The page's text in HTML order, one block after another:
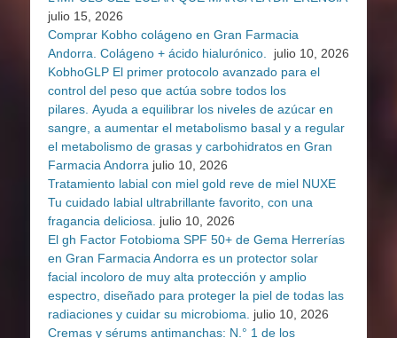
julio 15, 2026
Comprar Kobho colágeno en Gran Farmacia
Andorra. Colágeno + ácido hialurónico.
julio 10, 2026
KobhoGLP El primer protocolo avanzado para el
control del peso que actúa sobre todos los
pilares. Ayuda a equilibrar los niveles de azúcar en
sangre, a aumentar el metabolismo basal y a regular
el metabolismo de grasas y carbohidratos en Gran
Farmacia Andorra julio 10, 2026
Tratamiento labial con miel gold reve de miel NUXE
Tu cuidado labial ultrabrillante favorito, con una
fragancia deliciosa.
julio 10, 2026
El gh Factor Fotobioma SPF 50+ de Gema Herrerías
en Gran Farmacia Andorra es un protector solar
facial incoloro de muy alta protección y amplio
espectro, diseñado para proteger la piel de todas las
radiaciones y cuidar su microbioma.
julio 10, 2026
Cremas y sérums antimanchas: N.° 1 de los